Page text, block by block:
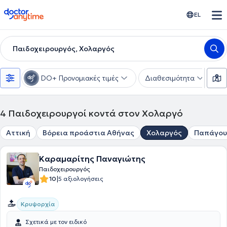
doctoranytime EL
Παιδοχειρουργός, Χολαργός
DO+ Προνομιακές τιμές Διαθεσιμότητα
4 Παιδοχειρουργοί κοντά στον Χολαργό
Αττική Βόρεια προάστια Αθήνας Χολαργός Παπάγου
Καραμαρίτης Παναγιώτης
Παιδοχειρουργός
10|5 αξιολογήσεις
Κρυψορχία
Σχετικά με τον ειδικό